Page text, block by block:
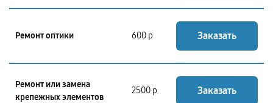
Ремонт оптики 600 р Заказать
Ремонт или замена
крепежных элементов
2500 р Заказать